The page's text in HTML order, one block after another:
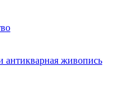
антикварная живопись